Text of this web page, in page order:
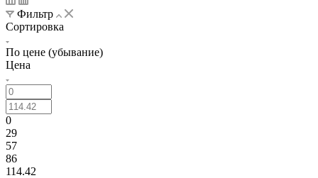
Фильтр
Сортировка
По цене (убывание)
Цена
0
29
57
86
114.42